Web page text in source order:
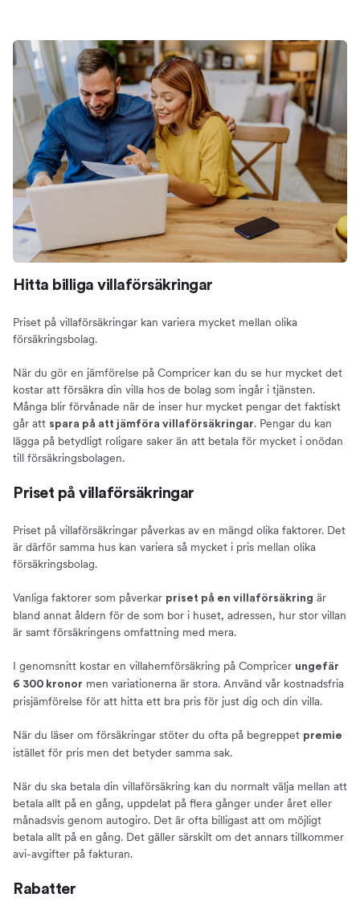
Hitta billiga villaförsäkringar
Priset på villaförsäkringar kan variera mycket mellan olika
försäkringsbolag.
När du gör en jämförelse på Compricer kan du se hur mycket det
kostar att försäkra din villa hos de bolag som ingår i tjänsten.
Många blir förvånade när de inser hur mycket pengar det faktiskt
går att spara på att jämföra villaförsäkringar. Pengar du kan
lägga på betydligt roligare saker än att betala för mycket i onödan
till försäkringsbolagen.
Priset på villaförsäkringar
Priset på villaförsäkringar påverkas av en mängd olika faktorer. Det
är därför samma hus kan variera så mycket i pris mellan olika
försäkringsbolag.
Vanliga faktorer som påverkar priset på en villaförsäkring är
bland annat åldern för de som bor i huset, adressen, hur stor villan
är samt försäkringens omfattning med mera.
I genomsnitt kostar en villahemförsäkring på Compricer ungefär
6 300 kronor men variationerna är stora. Använd vår kostnadsfria
prisjämförelse för att hitta ett bra pris för just dig och din villa.
När du läser om försäkringar stöter du ofta på begreppet premie
istället för pris men det betyder samma sak.
När du ska betala din villaförsäkring kan du normalt välja mellan att
betala allt på en gång, uppdelat på flera gånger under året eller
månadsvis genom autogiro. Det är ofta billigast att om möjligt
betala allt på en gång. Det gäller särskilt om det annars tillkommer
avi-avgifter på fakturan.
Rabatter